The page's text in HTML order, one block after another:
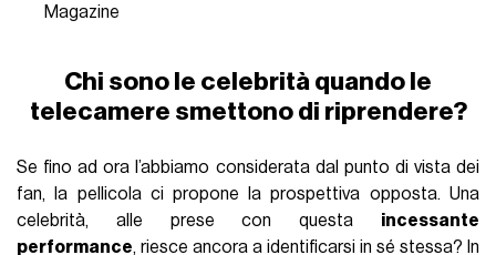
Magazine
Chi sono le celebrità quando le
telecamere smettono di riprendere?
Se fino ad ora l’abbiamo considerata dal punto di vista dei
fan, la pellicola ci propone la prospettiva opposta. Una
celebrità, alle prese con questa incessante
performance, riesce ancora a identificarsi in sé stessa? In